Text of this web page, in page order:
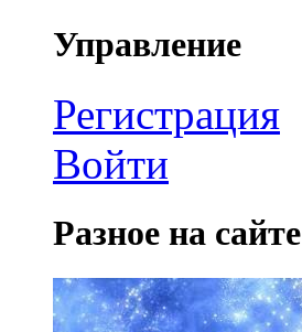
Управление
Регистрация
Войти
Разное на сайте